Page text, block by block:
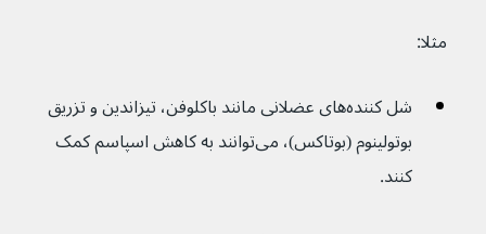
مثلا:
شل کننده‌های عضلانی مانند باکلوفن، تیزاندین و تزریق
بوتولینوم (بوتاکس)، می‌توانند به کاهش اسپاسم کمک
کنند.